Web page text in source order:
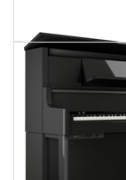
Lieferzeit:
Menge:1